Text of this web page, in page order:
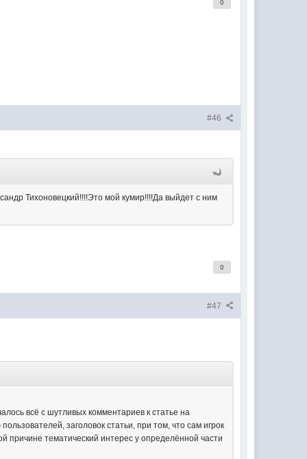
0
#46
Тихоновецкий!!!!Это мой кумир!!!!Да выйдет с ним
0
#47
всё с шутливых комментариев к статье на
заголовок статьи, при том, что сам игрок
причине тематический интерес у определённой части